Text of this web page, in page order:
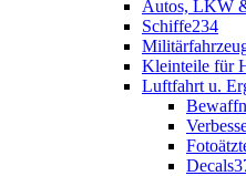
Autos, LKW
Schiffe234
Kleinteile für
Luftfahrt u.
Decals